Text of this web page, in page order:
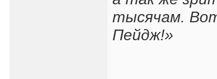
тысячам.
Пейдж!»